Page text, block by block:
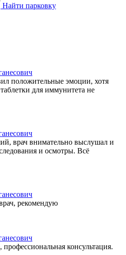
Найти парковку
положительные эмоции, хотя
для иммунитета не
врач внимательно выслушал и
и осмотры. Всё
рекомендую
консультация.